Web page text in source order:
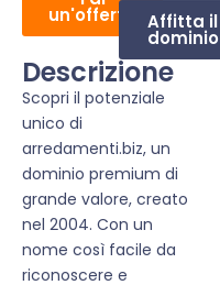
un'offerta Affitta il
dominio
Descrizione
Scopri il potenziale
unico di
arredamenti.biz, un
dominio premium di
grande valore, creato
nel 2004. Con un
nome così facile da
riconoscere e